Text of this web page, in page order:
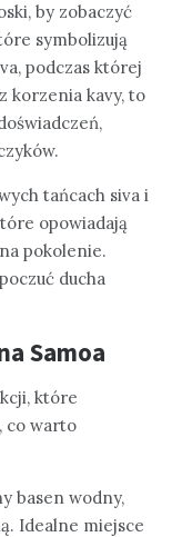
by zobaczyć
symbolizują
podczas której
korzenia kavy, to
tańcach siva i
opowiadają
pokolenie.
ducha
Samoa
które
co warto
basen wodny,
Idealne miejsce